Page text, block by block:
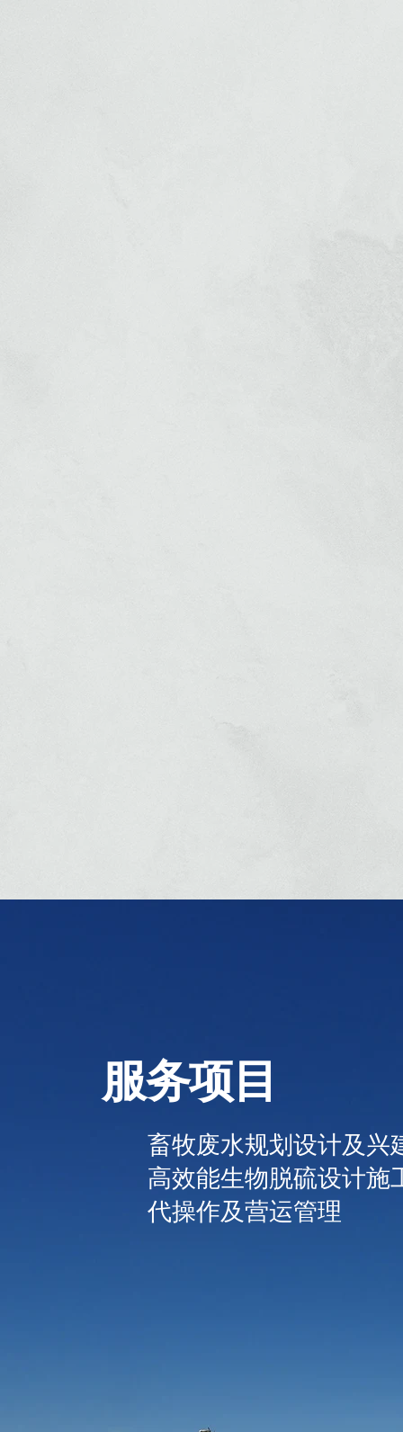
服务项目
畜牧废水规划设计及兴
高效能生物脱硫设计施
代操作及营运管理